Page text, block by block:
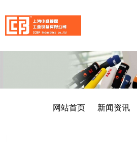
网站首页 新闻资讯